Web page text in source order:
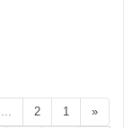
«
1
2
...